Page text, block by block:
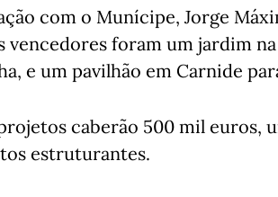
com o Munícipe, Jorge
foram um jardim na
e um pavilhão em Carnide
caberão 500 mil euros,
estruturantes.